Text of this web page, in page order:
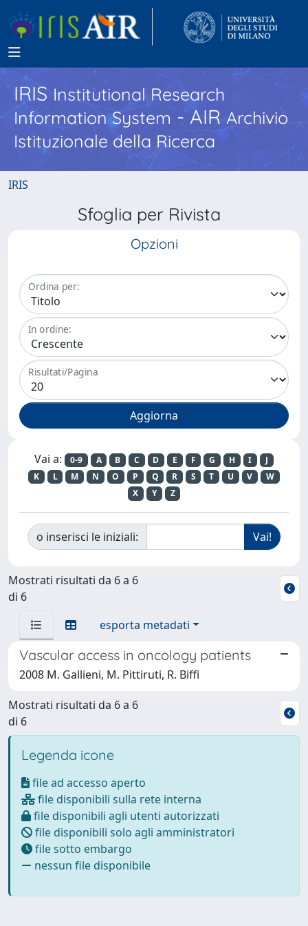
IRISInstitutional Research
Information System - AIR Archivio
Istituzionale della Ricerca
IRIS
Sfoglia per Rivista
Opzioni
Ordina per:
In ordine:
Risultati/Pagina
Vai a: 0-9 A B C D E F G H I
J
K
L M N O P Q R S T U V
W
X
Y Z
o inserisci le iniziali:
Mostrati risultati da 6 a 6
di 6
esporta metadati
Vascular access in oncology patients
2008 M. Gallieni, M. Pittiruti, R. Biffi
Mostrati risultati da 6 a 6
di 6
Legenda icone
file ad accesso aperto
file disponibili sulla rete interna
file disponibili agli utenti autorizzati
file disponibili solo agli amministratori
file sotto embargo
nessun file disponibile